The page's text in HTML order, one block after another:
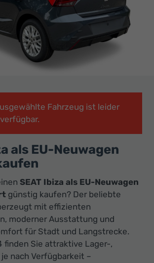
Fahrzeug ist leider
als EU-Neuwagen
SEAT Ibiza als EU-Neuwagen
günstig kaufen? Der beliebte
mit effizienten
moderner Ausstattung und
für Stadt und Langstrecke.
finden Sie attraktive Lager-,
nach Verfügbarkeit –